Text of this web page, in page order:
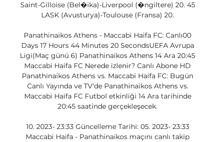
Saint-Gilloise (Bel�ika)-Liverpool (�ngiltere) 20. 45
LASK (Avusturya)-Toulouse (Fransa) 20.
Panathinaikos Athens - Maccabi Haifa FC: Canlı00
Days 17 Hours 44 Minutes 20 SecondsUEFA Avrupa
Ligi(Maç günü 6) Panathinaikos Athens 14 Ara 20:45
Maccabi Haifa FC Nerede izlenir? Canlı Abone HD
Panathinaikos Athens vs. Maccabi Haifa FC: Bugün
Canlı Yayında ve TV'de Panathinaikos Athens vs.
Maccabi Haifa FC Futbol etkinliği 14 Ara tarihinde
20:45 saatinde gerçekleşecek.
10. 2023- 23:33 Güncelleme Tarihi: 05. 2023- 23:33
Maccabi Haifa - Panathinaikos maçını canlı takip